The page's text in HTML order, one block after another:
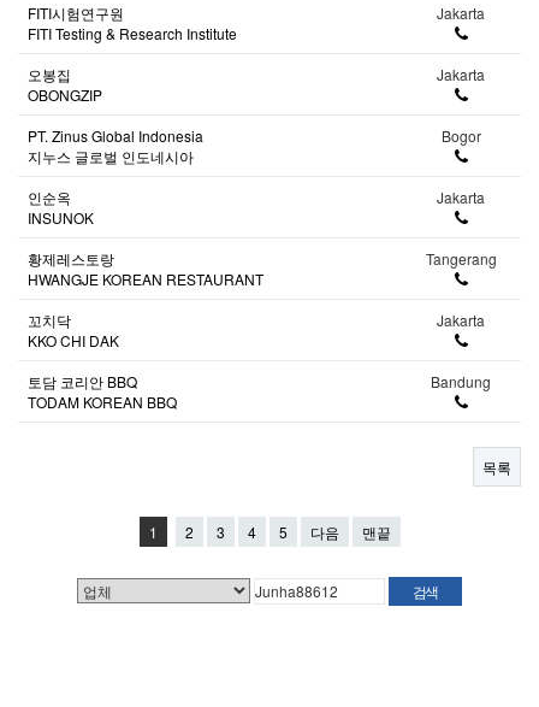
FITI시험연구원
FITI Testing & Research Institute
Jakarta
오봉집
OBONGZIP
Jakarta
PT. Zinus Global Indonesia
지누스 글로벌 인도네시아
Bogor
인순옥
INSUNOK
Jakarta
황제레스토랑
HWANGJE KOREAN RESTAURANT
Tangerang
꼬치닥
KKO CHI DAK
Jakarta
토담 코리안 BBQ
TODAM KOREAN BBQ
Bandung
목록
1 2 3 4 5 다음 맨끝